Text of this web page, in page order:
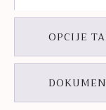
OPCIJE